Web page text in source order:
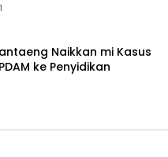
1
Naikkan mi Kasus
ke Penyidikan